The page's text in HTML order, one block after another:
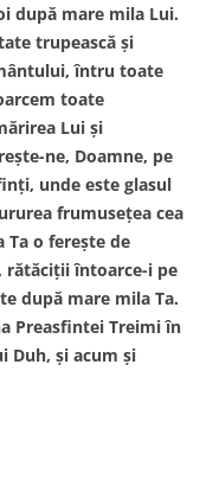
după mare mila Lui.
trupească şi
întru toate
toate
Lui şi
ne, Doamne, pe
unde este glasul
frumuseţea cea
Ta o fereşte de
rătăciţii întoarce-i pe
după mare mila Ta.
Preasfintei Treimi în
Duh, şi acum şi